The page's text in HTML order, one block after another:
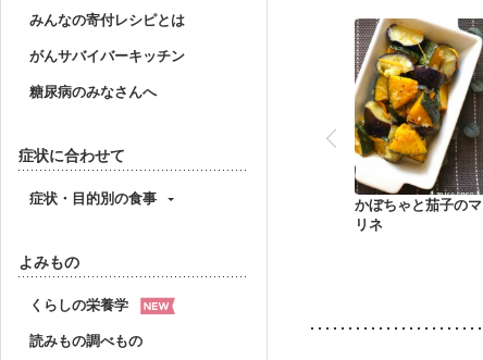
みんなの寄付レシピとは
がんサバイバーキッチン
糖尿病のみなさんへ
症状に合わせて
症状・目的別の食事
よみもの
くらしの栄養学
読みもの調べもの
かぼちゃと茄子のマ
リネ